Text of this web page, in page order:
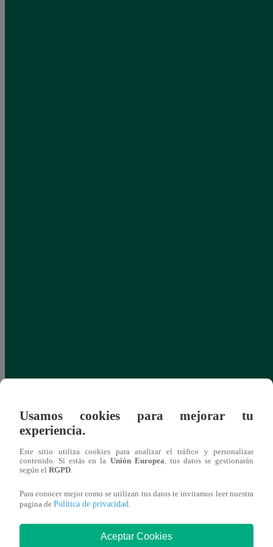
Usamos cookies para mejorar tu
experiencia.
Este sitio utiliza cookies para analizar el tráfico y personalizar
contenido. Si estás en la Unión Europea, tus datos se gestionarán
según el RGPD.
Para conocer mejor como se utilizan tus datos te invitamos leer nuestra
pagina de Política de privacidad.
Aceptar Cookies